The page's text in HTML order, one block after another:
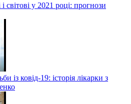
світові у 2021 році: прогнози
із ковід-19: історія лікарки з